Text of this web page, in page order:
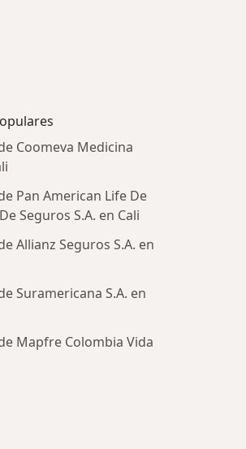
Coomeva Medicina
Pan American Life De
Seguros S.A. en Cali
Allianz Seguros S.A. en
Suramericana S.A. en
Mapfre Colombia Vida